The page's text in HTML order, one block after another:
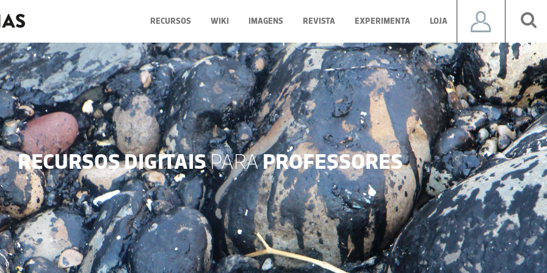
RECURSOS WIKI IMAGENS REVISTA EXPERIMENTA LOJA
RECURSOS DIGITAISPARAPROFESSORES